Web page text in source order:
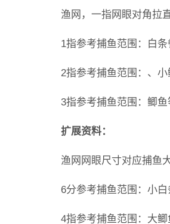
渔网，一指网眼对角拉
1指参考捕鱼范围：白
2指参考捕鱼范围：、小
3指参考捕鱼范围：鲫鱼
扩展资料：
渔网网眼尺寸对应捕鱼
6分参考捕鱼范围：小
4指参考捕鱼范围：大鲫